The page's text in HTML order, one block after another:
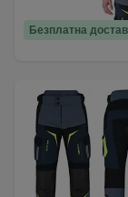
Безплатна